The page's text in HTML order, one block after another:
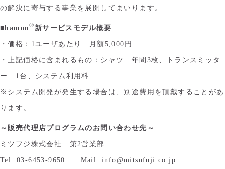
の解決に寄与する事業を展開してまいります。
■hamon®新サービスモデル概要
・価格：1ユーザあたり 月額5,000円
・上記価格に含まれるもの：シャツ 年間3枚、トランスミッタ
ー 1台、システム利用料
※システム開発が発生する場合は、別途費用を頂戴することがあ
ります。
～販売代理店プログラムのお問い合わせ先～
ミツフジ株式会社 第2営業部
Tel: 03-6453-9650 Mail: info@mitsufuji.co.jp